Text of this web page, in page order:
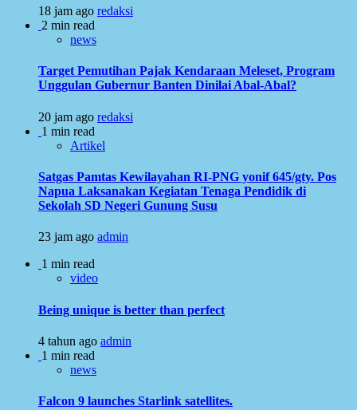
18 jam ago redaksi
2 min read
news
Target Pemutihan Pajak Kendaraan Meleset, Program
Unggulan Gubernur Banten Dinilai Abal-Abal?
20 jam ago redaksi
1 min read
Artikel
Satgas Pamtas Kewilayahan RI-PNG yonif 645/gty. Pos
Napua Laksanakan Kegiatan Tenaga Pendidik di
Sekolah SD Negeri Gunung Susu
23 jam ago admin
1 min read
video
Being unique is better than perfect
4 tahun ago admin
1 min read
news
Falcon 9 launches Starlink satellites.